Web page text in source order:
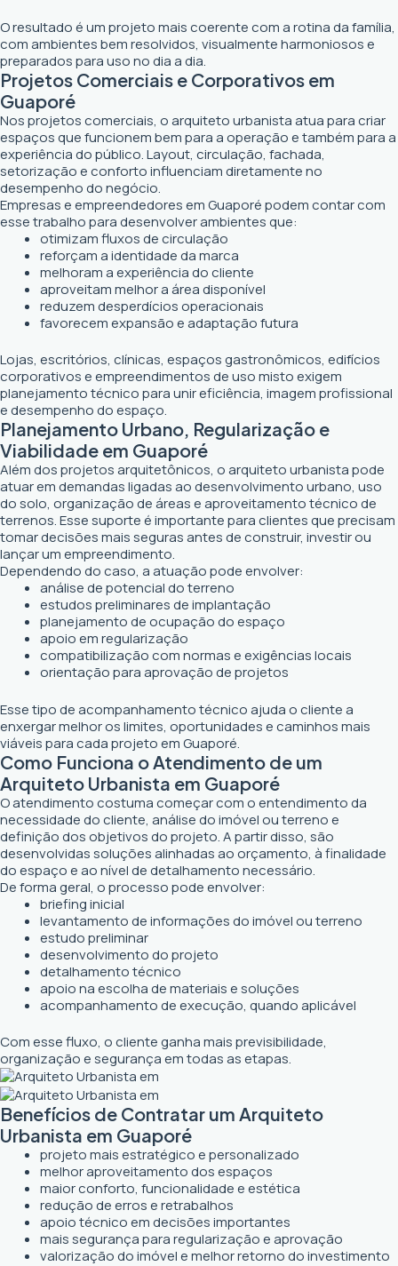
O resultado é um projeto mais coerente com a rotina da família,
com ambientes bem resolvidos, visualmente harmoniosos e
preparados para uso no dia a dia.
Projetos Comerciais e Corporativos em
Guaporé
Nos projetos comerciais, o arquiteto urbanista atua para criar
espaços que funcionem bem para a operação e também para a
experiência do público. Layout, circulação, fachada,
setorização e conforto influenciam diretamente no
desempenho do negócio.
Empresas e empreendedores em Guaporé podem contar com
esse trabalho para desenvolver ambientes que:
otimizam fluxos de circulação
reforçam a identidade da marca
melhoram a experiência do cliente
aproveitam melhor a área disponível
reduzem desperdícios operacionais
favorecem expansão e adaptação futura
Lojas, escritórios, clínicas, espaços gastronômicos, edifícios
corporativos e empreendimentos de uso misto exigem
planejamento técnico para unir eficiência, imagem profissional
e desempenho do espaço.
Planejamento Urbano, Regularização e
Viabilidade em Guaporé
Além dos projetos arquitetônicos, o arquiteto urbanista pode
atuar em demandas ligadas ao desenvolvimento urbano, uso
do solo, organização de áreas e aproveitamento técnico de
terrenos. Esse suporte é importante para clientes que precisam
tomar decisões mais seguras antes de construir, investir ou
lançar um empreendimento.
Dependendo do caso, a atuação pode envolver:
análise de potencial do terreno
estudos preliminares de implantação
planejamento de ocupação do espaço
apoio em regularização
compatibilização com normas e exigências locais
orientação para aprovação de projetos
Esse tipo de acompanhamento técnico ajuda o cliente a
enxergar melhor os limites, oportunidades e caminhos mais
viáveis para cada projeto em Guaporé.
Como Funciona o Atendimento de um
Arquiteto Urbanista em Guaporé
O atendimento costuma começar com o entendimento da
necessidade do cliente, análise do imóvel ou terreno e
definição dos objetivos do projeto. A partir disso, são
desenvolvidas soluções alinhadas ao orçamento, à finalidade
do espaço e ao nível de detalhamento necessário.
De forma geral, o processo pode envolver:
briefing inicial
levantamento de informações do imóvel ou terreno
estudo preliminar
desenvolvimento do projeto
detalhamento técnico
apoio na escolha de materiais e soluções
acompanhamento de execução, quando aplicável
Com esse fluxo, o cliente ganha mais previsibilidade,
organização e segurança em todas as etapas.
Benefícios de Contratar um Arquiteto
Urbanista em Guaporé
projeto mais estratégico e personalizado
melhor aproveitamento dos espaços
maior conforto, funcionalidade e estética
redução de erros e retrabalhos
apoio técnico em decisões importantes
mais segurança para regularização e aprovação
valorização do imóvel e melhor retorno do investimento